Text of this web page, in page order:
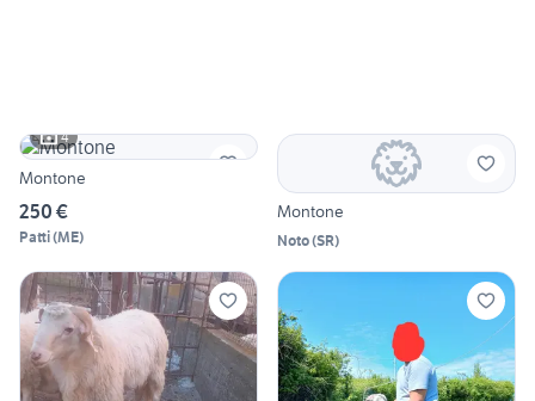
4
Montone
250 €
Patti(ME)
Montone
Noto(SR)